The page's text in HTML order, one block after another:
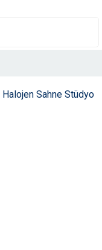
Halojen Sahne Stüdyo